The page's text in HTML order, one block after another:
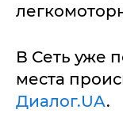
В Сеть уже
места
Диалог.UA.